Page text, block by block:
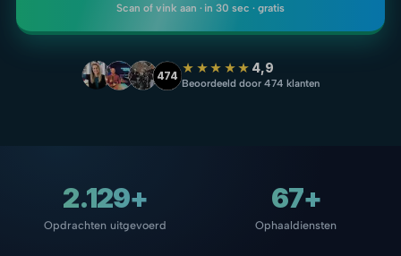
Scan of vink aan · in 30 sec · gratis
474 ★★★★★ 4,9
Beoordeeld door 474 klanten
2.129+
Opdrachten uitgevoerd
67+
Ophaaldiensten